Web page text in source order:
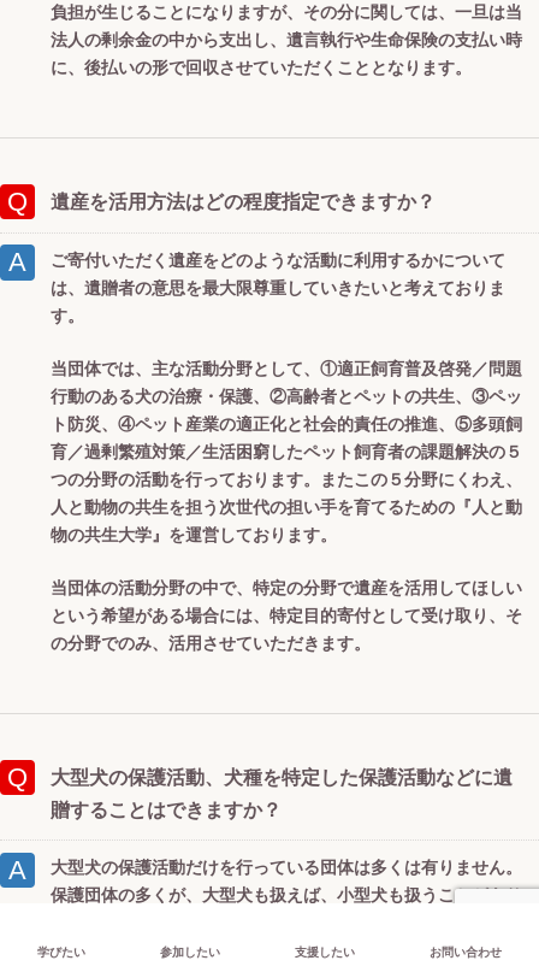
負担が生じることになりますが、その分に関しては、一旦は当
法人の剰余金の中から支出し、遺言執行や生命保険の支払い時
に、後払いの形で回収させていただくこととなります。
遺産を活用方法はどの程度指定できますか？
ご寄付いただく遺産をどのような活動に利用するかについて
は、遺贈者の意思を最大限尊重していきたいと考えておりま
す。
当団体では、主な活動分野として、①適正飼育普及啓発／問題
行動のある犬の治療・保護、②高齢者とペットの共生、③ペッ
ト防災、④ペット産業の適正化と社会的責任の推進、⑤多頭飼
育／過剰繁殖対策／生活困窮したペット飼育者の課題解決の５
つの分野の活動を行っております。またこの５分野にくわえ、
人と動物の共生を担う次世代の担い手を育てるための『人と動
物の共生大学』を運営しております。
当団体の活動分野の中で、特定の分野で遺産を活用してほしい
という希望がある場合には、特定目的寄付として受け取り、そ
の分野でのみ、活用させていただきます。
大型犬の保護活動、犬種を特定した保護活動などに遺
贈することはできますか？
大型犬の保護活動だけを行っている団体は多くは有りません。
保護団体の多くが、大型犬も扱えば、小型犬も扱うことがあり
ができる団体を見つけることが難しいのが現状です。小型犬も
学びたい 参加したい 支援したい お問い合わせ